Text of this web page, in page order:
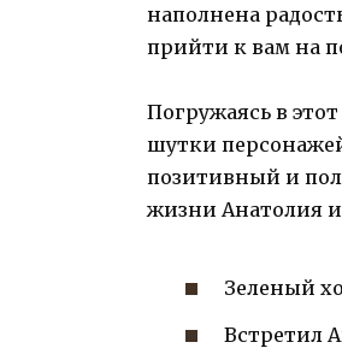
наполнена
прийти к вам на
Погружаясь в
шутки
позитивный и
жизни Анатолия
Зеленый
Встретил